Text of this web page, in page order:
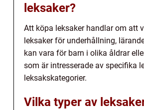
leksaker?
Att köpa leksaker handlar om att
leksaker för underhållning,
kan vara för barn i olika åldrar
som är intresserade av specifika
leksakskategorier.
Vilka typer av